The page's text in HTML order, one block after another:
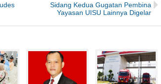
Sidang Kedua Gugatan Pembina
Yayasan UISU Lainnya Digelar